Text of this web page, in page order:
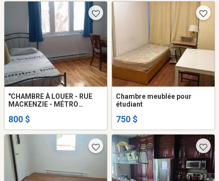
"CHAMBRE À LOUER - RUE
MACKENZIE - MÉTRO
ROOM TO RENT ON
MACKENZIE - PLAMONDON
METRO (MEN) "
800 $
Chambre meublée pour
étudiant
750 $